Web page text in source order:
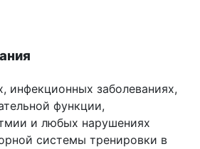
инфекционных заболеваниях,
функции,
и любых нарушениях
системы тренировки в